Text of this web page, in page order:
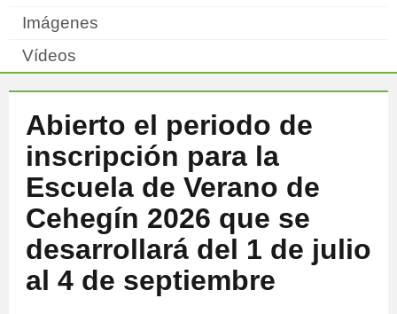
Imágenes
Vídeos
Abierto el periodo de
inscripción para la
Escuela de Verano de
Cehegín 2026 que se
desarrollará del 1 de julio
al 4 de septiembre